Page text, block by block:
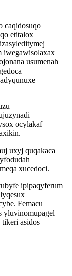
caqidosuqo
etitalox
iwegawisolaxax
usumenah
ocylakaf
uxyj quqakaca
xucedoci.
ipipaqyferum
Femacu
yluvinomupagel
asidos